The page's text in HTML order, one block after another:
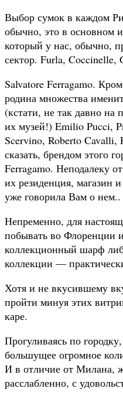
Выбор сумок в каждом
обычно, это в основном
который у нас, обычно,
сектор. Furla,
Salvatore Ferragamo.
родина множества
(кстати, не так давно
их музей!) Emilio Pucci,
Scervino, Roberto
сказать, брендом этого
Ferragamo. Неподалеку
их резиденция, магазин
уже говорила Вам о нем..
Непременно, для
побывать во Флоренции
коллекционный шарф
коллекции —
Хотя и не вкусившему
пройти минуя этих
каре.
Прогуливаясь по
большущее огромное
И в отличие от Милана,
расслабленно, с